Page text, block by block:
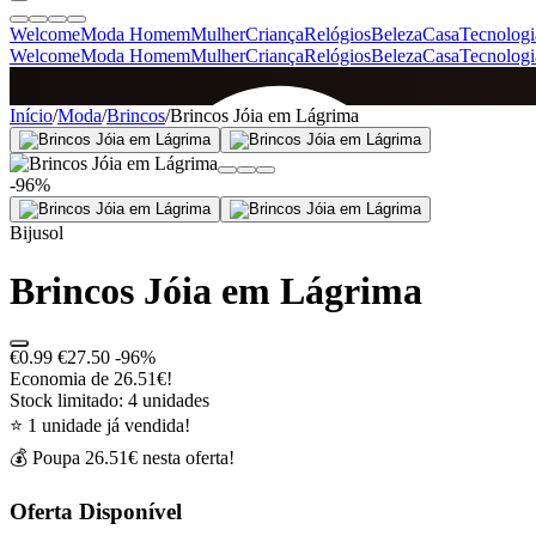
WelcomeModa HomemMulherCriançaRelógiosBelezaCasa
WelcomeModa HomemMulherCriançaRelógiosBelezaCasa
SINCE 2005
+de 36.000 reviews
Início/Moda/Brincos/Brincos Jóia em Lágrima
-96%
Bijusol
Brincos Jóia em Lágrima
€0.99 €27.50 -96%
Economia de 26.51€!
Stock limitado: 4 unidades
⭐ 1 unidade já vendida!
💰 Poupa 26.51€ nesta oferta!
Oferta Disponível